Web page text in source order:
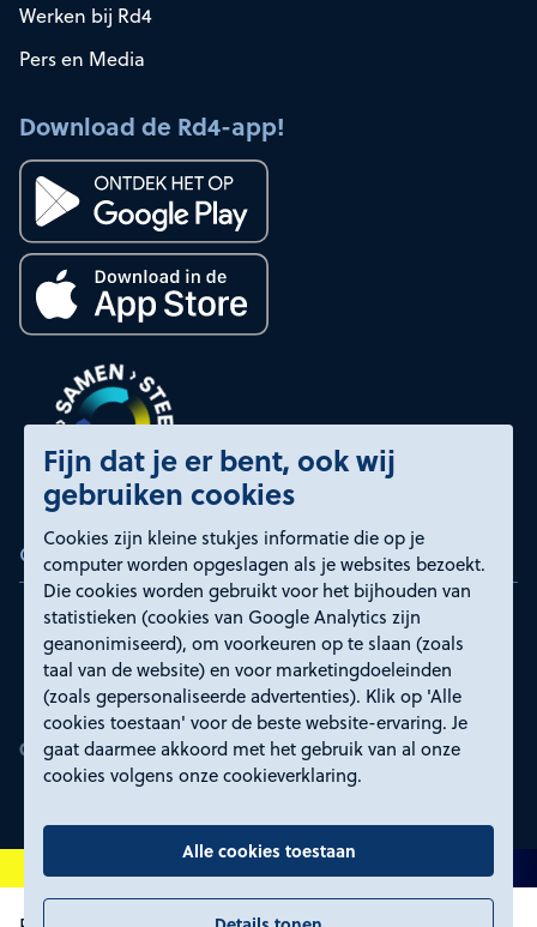
Fijn dat je er bent, ook wij
gebruiken cookies
Cookies zijn kleine stukjes informatie die op je
computer worden opgeslagen als je websites bezoekt.
Die cookies worden gebruikt voor het bijhouden van
statistieken (cookies van Google Analytics zijn
geanonimiseerd), om voorkeuren op te slaan (zoals
taal van de website) en voor marketingdoeleinden
(zoals gepersonaliseerde advertenties). Klik op 'Alle
cookies toestaan' voor de beste website-ervaring. Je
gaat daarmee akkoord met het gebruik van al onze
cookies volgens onze cookieverklaring.
Alle cookies toestaan
Werken bij Rd4
Pers en Media
Download de Rd4-app!
Certificeringen